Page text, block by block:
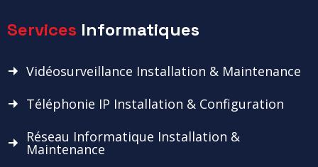
Services Informatiques
Vidéosurveillance Installation & Maintenance
Téléphonie IP Installation & Configuration
Réseau Informatique Installation &
Maintenance